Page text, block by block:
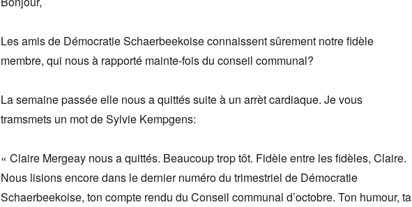
Les amis de Démocratie Schaerbeekoise connaissent sûrement notre fidèle
membre, qui nous à rapporté mainte-fois du conseil communal?
La semaine passée elle nous a quittés suite à un arrèt cardiaque. Je vous
tramsmets un mot de Sylvie Kempgens:
« Claire Mergeay nous a quittés. Beaucoup trop tôt. Fidèle entre les fidèles, Claire.
Nous lisions encore dans le dernier numéro du trimestriel de Démocratie
Schaerbeekoise, ton compte rendu du Conseil communal d’octobre. Ton humour, ta